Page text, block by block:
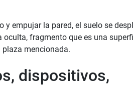
y empujar la pared, el suelo se
oculta, fragmento que es una
plaza mencionada.
dispositivos,